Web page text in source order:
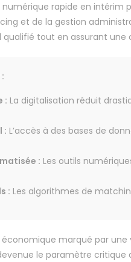
rapide en intérim
et de la gestion
tout en assurant
: La digitalisation réduit
: L’accès à des bases de
: Les outils
: Les algorithmes de
marqué par
le paramètre critique